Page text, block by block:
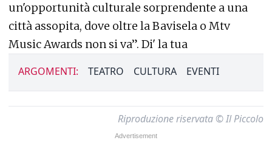
un'opportunità culturale sorprendente a una
città assopita, dove oltre la Bavisela o Mtv
Music Awards non si va”. Di' la tua
ARGOMENTI: TEATRO CULTURA EVENTI
Riproduzione riservata © Il Piccolo